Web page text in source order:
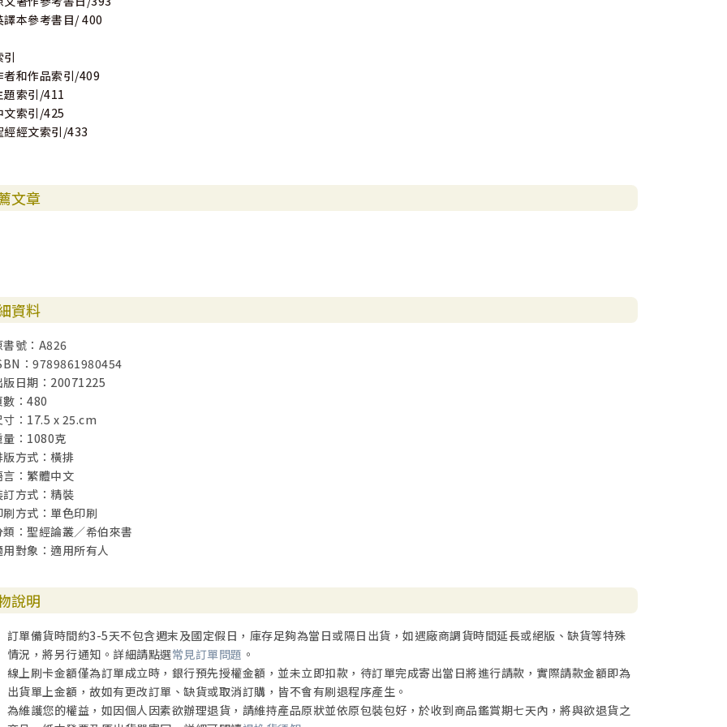
譯本參考書目/ 400
引
者和作品索引/409
題索引/411
文索引/425
經經文索引/433
文章
資料
書號：A826
：9789861980454
版日期：20071225
數：480
寸：17.5 x 25.cm
量：1080克
版方式：橫排
言：繁體中文
訂方式：精裝
刷方式：單色印刷
類：聖經論叢／希伯來書
用對象：適用所有人
說明
訂單備貨時間約3-5天不包含週末及國定假日，庫存足夠為當日或隔日出貨，如遇廠商調貨時間延長或絕版、缺貨等特殊
情況，將另行通知。詳細請點選常見訂單問題 。
線上刷卡金額僅為訂單成立時，銀行預先授權金額，並未立即扣款，待訂單完成寄出當日將進行請款，實際請款金額即為
出貨單上金額，故如有更改訂單、缺貨或取消訂購，皆不會有刷退程序產生。
為維護您的權益，如因個人因素欲辦理退貨，請維持產品原狀並依原包裝包好，於收到商品鑑賞期七天內，將與欲退貨之